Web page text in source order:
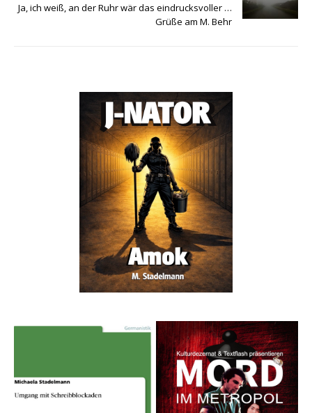
Ja, ich weiß, an der Ruhr wär das eindrucksvoller …
Grüße am M. Behr